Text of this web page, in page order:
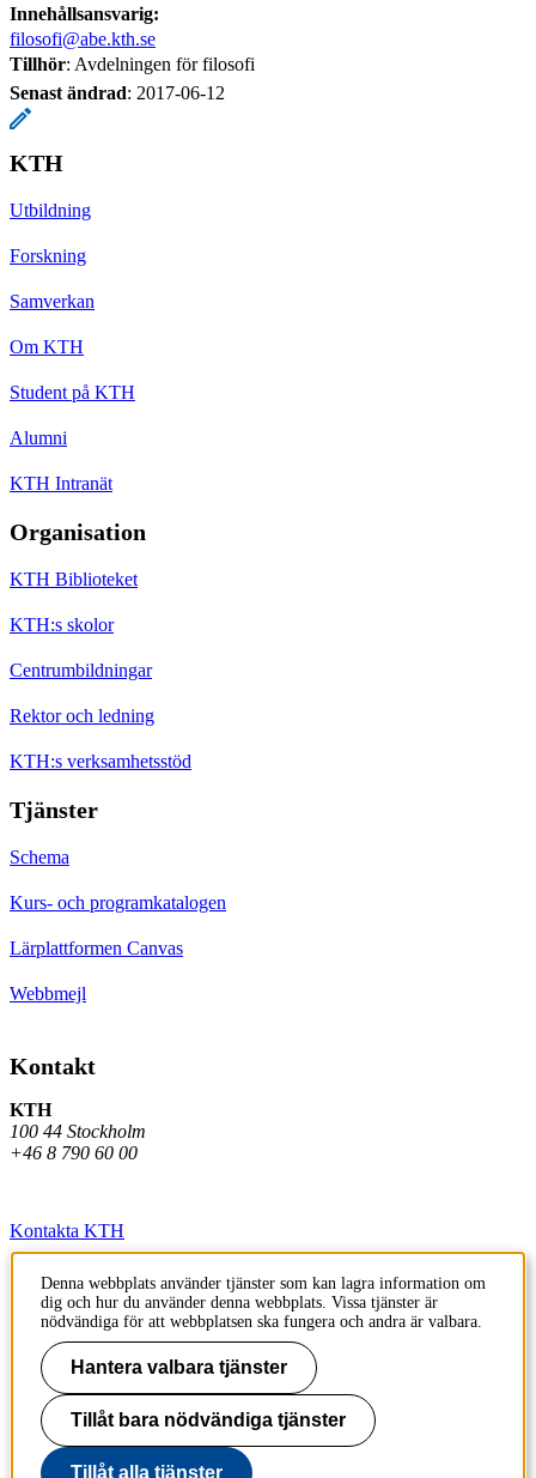
Innehållsansvarig:
filosofi@abe.kth.se
Tillhör: Avdelningen för filosofi
Senast ändrad: 2017-06-12
KTH
Utbildning
Forskning
Samverkan
Om KTH
Student på KTH
Alumni
KTH Intranät
Organisation
KTH Biblioteket
KTH:s skolor
Centrumbildningar
Rektor och ledning
KTH:s verksamhetsstöd
Tjänster
Schema
Kurs- och programkatalogen
Lärplattformen Canvas
Webbmejl
Kontakt
KTH
100 44 Stockholm
+46 8 790 60 00
Kontakta KTH
Jobba på KTH
Press och media
Faktura och betalning KTH
Om KTH:s webbplatser
Tillgänglighetsredogörelse
Denna webbplats använder tjänster som kan lagra information om
dig och hur du använder denna webbplats. Vissa tjänster är
nödvändiga för att webbplatsen ska fungera och andra är valbara.
Hantera valbara tjänster
Tillåt bara nödvändiga tjänster
Tillåt alla tjänster